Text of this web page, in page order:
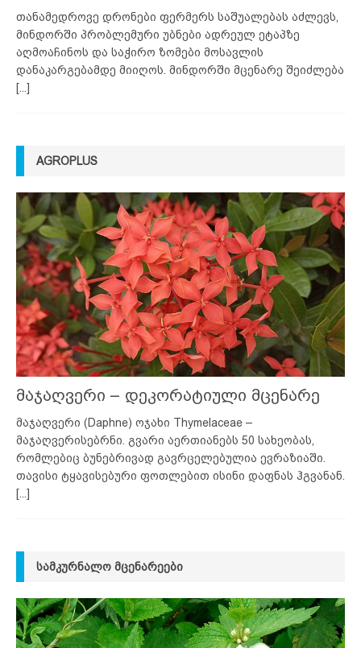
თანამედროვე დრონები ფერმერს საშუალებას აძლევს,
მინდორში პრობლემური უბნები ადრეულ ეტაპზე
აღმოაჩინოს და საჭირო ზომები მოსავლის
დანაკარგებამდე მიიღოს. მინდორში მცენარე შეიძლება
[...]
AGROPLUS
მაჯაღვერი – დეკორატიული მცენარე
მაჯაღვერი (Daphne) ოჯახი Thymelaceae –
მაჯაღვერისებრნი. გვარი აერთიანებს 50 სახეობას,
რომლებიც ბუნებრივად გავრცელებულია ევრაზიაში.
თავისი ტყავისებური ფოთლებით ისინი დაფნას ჰგვანან.
[...]
ᲡᲐᲛᲙᲣᲠᲜᲐᲚᲝ ᲛᲪᲔᲜᲐᲠᲔᲔᲑᲘ